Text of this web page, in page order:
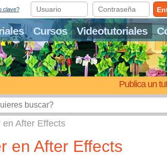
Cursos Videotutoriales
Publica un
clave?
After Effects
en After Effects